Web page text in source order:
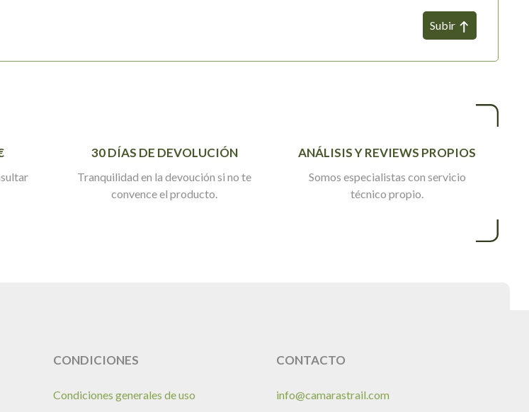
Subir
30 DÍAS DE DEVOLUCIÓN
Tranquilidad en la devoución si no te
convence el producto.
ANÁLISIS Y REVIEWS PROPIOS
Somos especialistas con servicio
técnico propio.
CONDICIONES
Condiciones generales de uso
CONTACTO
info@camarastrail.com